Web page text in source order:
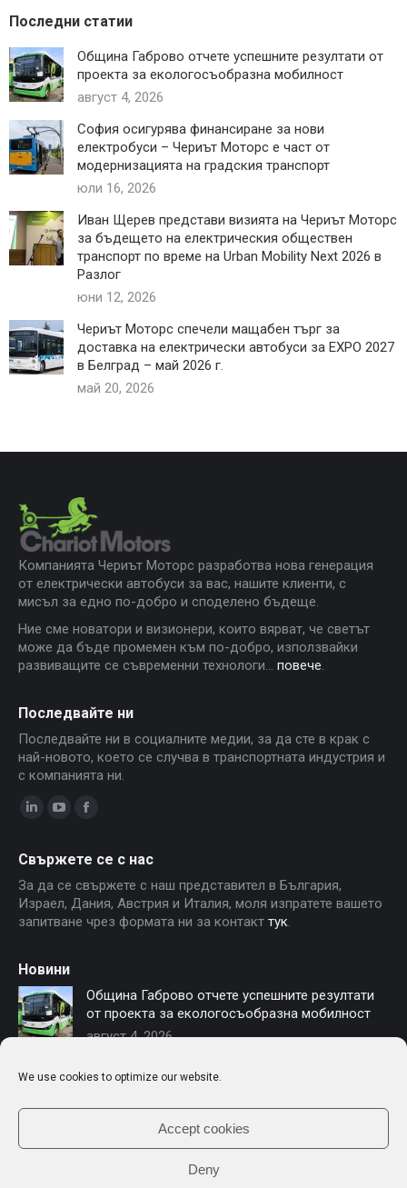
We use cookies to optimize our website.
Accept cookies
Deny
Последни статии
Община Габрово отчете успешните резултати от
проекта за екологосъобразна мобилност
август 4, 2026
София осигурява финансиране за нови
електробуси – Чериът Моторс е част от
модернизацията на градския транспорт
юли 16, 2026
Иван Щерев представи визията на Чериът Моторс
за бъдещето на електрическия обществен
транспорт по време на Urban Mobility Next 2026 в
Разлог
юни 12, 2026
Чериът Моторс спечели мащабен търг за
доставка на електрически автобуси за EXPO 2027
в Белград – май 2026 г.
май 20, 2026
Компанията Чериът Моторс разработва нова генерация
от електрически автобуси за вас, нашите клиенти, с
мисъл за едно по-добро и споделено бъдеще.
Ние сме новатори и визионери, които вярват, че светът
може да бъде промемен към по-добро, използвайки
развиващите се съвременни технологи... повече
Последвайте ни
Последвайте ни в социалните медии, за да сте в крак с
най-новото, което се случва в транспортната индустрия и
с компанията ни.
opens
in
new
YouTube
opens
in
new
Facebook
opens
in
new
Свържете се с нас
За да се свържете с наш представител в България,
Израел, Дания, Австрия и Италия, моля изпратете вашето
запитване чрез формата ни за контакт тук
Новини
Община Габрово отчете успешните резултати
от проекта за екологосъобразна мобилност
август 4, 2026
електробуси – Чериът Моторс е част от
юли 16, 2026